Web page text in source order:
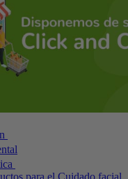
para el Cuidado facial